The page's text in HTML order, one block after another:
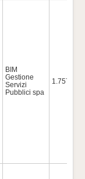
BIM
Gestione
Servizi
Pubblici spa